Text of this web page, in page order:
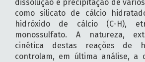
dissolução e precipitação de
como silicato de cálcio
hidróxido de cálcio (C-H),
monossulfato. A natureza,
cinética destas reações de
controlam, em última análise, a